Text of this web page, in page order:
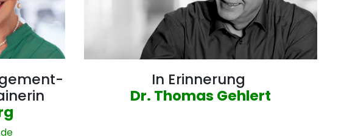
In Erinnerung
Dr. Thomas Gehlert